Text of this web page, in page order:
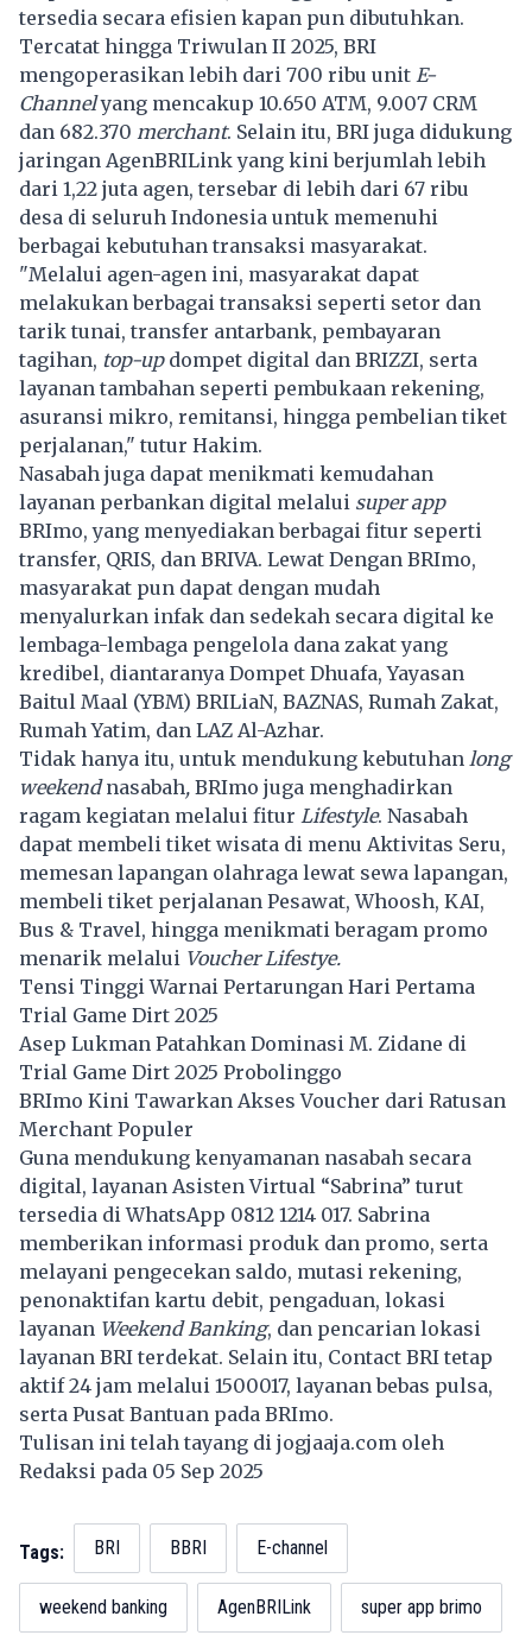
tersedia secara efisien kapan pun dibutuhkan.
Tercatat hingga Triwulan II 2025, BRI
mengoperasikan lebih dari 700 ribu unit E-
Channelyang mencakup 10.650 ATM, 9.007 CRM
dan 682.370 merchant. Selain itu, BRI juga didukung
jaringan AgenBRILink yang kini berjumlah lebih
dari 1,22 juta agen, tersebar di lebih dari 67 ribu
desa di seluruh Indonesia untuk memenuhi
berbagai kebutuhan transaksi masyarakat.
"Melalui agen-agen ini, masyarakat dapat
melakukan berbagai transaksi seperti setor dan
tarik tunai, transfer antarbank, pembayaran
tagihan, top-updompet digital dan BRIZZI, serta
layanan tambahan seperti pembukaan rekening,
asuransi mikro, remitansi, hingga pembelian tiket
perjalanan," tutur Hakim.
Nasabah juga dapat menikmati kemudahan
layanan perbankan digital melalui super app
BRImo, yang menyediakan berbagai fitur seperti
transfer, QRIS, dan BRIVA. Lewat Dengan BRImo,
masyarakat pun dapat dengan mudah
menyalurkan infak dan sedekah secara digital ke
lembaga-lembaga pengelola dana zakat yang
kredibel, diantaranya Dompet Dhuafa, Yayasan
Baitul Maal (YBM) BRILiaN, BAZNAS, Rumah Zakat,
Rumah Yatim, dan LAZ Al-Azhar.
Tidak hanya itu, untuk mendukung kebutuhan long
weekendnasabah, BRImo juga menghadirkan
ragam kegiatan melalui fitur Lifestyle. Nasabah
dapat membeli tiket wisata di menu Aktivitas Seru,
memesan lapangan olahraga lewat sewa lapangan,
membeli tiket perjalanan Pesawat, Whoosh, KAI,
Bus & Travel, hingga menikmati beragam promo
menarik melalui Voucher Lifestye.
Tensi Tinggi Warnai Pertarungan Hari Pertama
Trial Game Dirt 2025
Asep Lukman Patahkan Dominasi M. Zidane di
Trial Game Dirt 2025 Probolinggo
BRImo Kini Tawarkan Akses Voucher dari Ratusan
Merchant Populer
Guna mendukung kenyamanan nasabah secara
digital, layanan Asisten Virtual “Sabrina” turut
tersedia di WhatsApp 0812 1214 017. Sabrina
memberikan informasi produk dan promo, serta
melayani pengecekan saldo, mutasi rekening,
penonaktifan kartu debit, pengaduan, lokasi
layanan Weekend Banking, dan pencarian lokasi
layanan BRI terdekat. Selain itu, Contact BRI tetap
aktif 24 jam melalui 1500017, layanan bebas pulsa,
serta Pusat Bantuan pada BRImo.
Tulisan ini telah tayang di jogjaaja.com oleh
Redaksi pada 05 Sep 2025
Tags: BRI BBRI E-channel
weekend banking AgenBRILink super app brimo